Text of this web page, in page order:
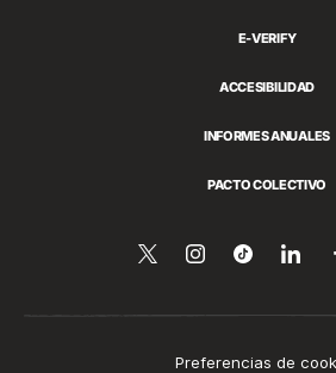
E-VERIFY
ACCESIBILIDAD
INFORMES ANUALES
PACTO COLECTIVO
SíguenosFollow
Follow
Compartir
Preferencias de